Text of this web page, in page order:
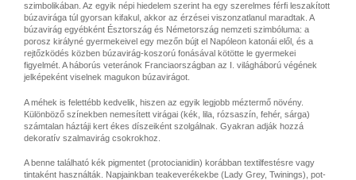
szimbolikában. Az egyik népi hiedelem szerint ha egy szerelmes férfi leszakított
búzavirága túl gyorsan kifakul, akkor az érzései viszonzatlanul maradtak. A
búzavirág egyébként Észtország és Németország nemzeti szimbóluma: a
porosz királyné gyermekeivel egy mezőn bújt el Napóleon katonái elől, és a
rejtőzködés közben búzavirág-koszorú fonásával kötötte le gyermekei
figyelmét. A háborús veteránok Franciaországban az I. világháború végének
jelképeként viselnek magukon búzavirágot.
A méhek is felettébb kedvelik, hiszen az egyik legjobb méztermő növény.
Különböző színekben nemesített virágai (kék, lila, rózsaszín, fehér, sárga)
számtalan háztáji kert ékes díszeiként szolgálnak. Gyakran adják hozzá
dekoratív szalmavirág csokrokhoz.
A benne található kék pigmentet (protocianidin) korábban textilfestésre vagy
tintaként használták. Napjainkban teakeverékekbe (Lady Grey, Twinings), pot-